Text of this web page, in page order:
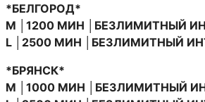
*БЕЛГОРОД*
M │1200 МИН │БЕЗЛИМИТНЫЙ
L │2500 МИН │БЕЗЛИМИТНЫЙ
*БРЯНСК*
M │1000 МИН │БЕЗЛИМИТНЫЙ